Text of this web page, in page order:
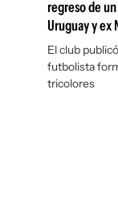
regreso de
Uruguay y ex
El club
futbolista
tricolores